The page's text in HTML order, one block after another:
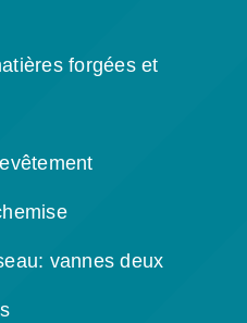
forgées et
vannes deux